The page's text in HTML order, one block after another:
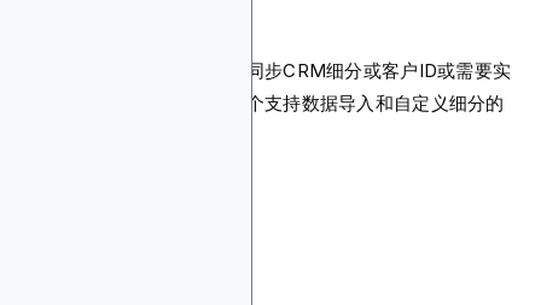
如果您想上传第一方数据、同步CRM细分或客户ID或需要实
时数据集成，那么您需要一个支持数据导入和自定义细分的